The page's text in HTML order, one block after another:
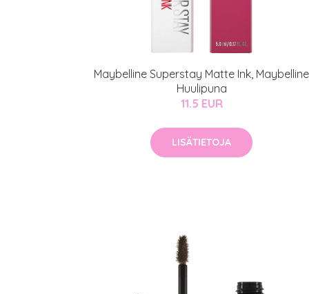
Maybelline Superstay Matte Ink, Maybelline
Huulipuna
11.5 EUR
LISÄTIETOJA